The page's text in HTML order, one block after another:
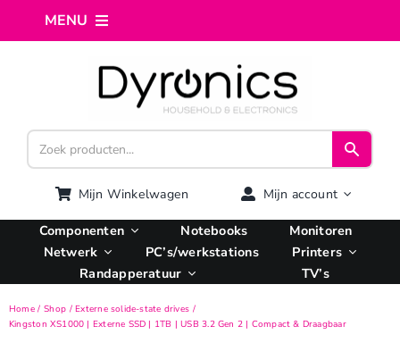
MENU
Webshop
Computer reparatie
AI Integratie
Hosting
Mijn Winkelwagen Mijn account
Componenten Notebooks
Monitoren
Netwerk
PC’s/werkstations
Printers
Randapperatuur
TV’s
Home Shop
Externe solide-state drives
Kingston XS1000 | Externe SSD | 1TB | USB 3.2 Gen 2 | Compact & Draagbaar